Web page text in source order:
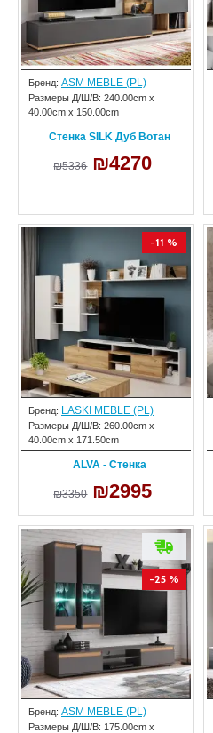
Бренд: ASM MEBLE (PL)
Размеры Д/Ш/В: 240.00cm x
40.00cm x 150.00cm
Стенка SILK Дуб Вотан
₪5336 ₪4270
-11 %
Бренд: LASKI MEBLE (PL)
Размеры Д/Ш/В: 260.00cm x
40.00cm x 171.50cm
ALVA - Стенка
₪3350 ₪2995
-25 %
Бренд: ASM MEBLE (PL)
Размеры Д/Ш/В: 175.00cm x